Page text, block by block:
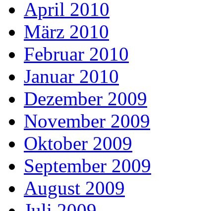
April 2010
März 2010
Februar 2010
Januar 2010
Dezember 2009
November 2009
Oktober 2009
September 2009
August 2009